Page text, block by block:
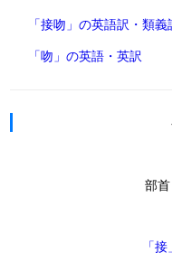
「接吻」の英語訳・類
「吻」の英語・英訳
部
「